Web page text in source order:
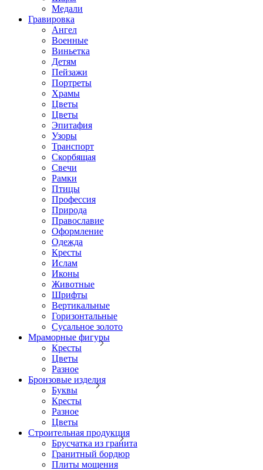
Медали
Гравировка
Ангел
Военные
Виньетка
Детям
Пейзажи
Портреты
Храмы
Цветы
Цветы
Эпитафия
Узоры
Транспорт
Скорбящая
Свечи
Рамки
Птицы
Профессия
Природа
Православие
Оформление
Одежда
Кресты
Ислам
Иконы
Животные
Шрифты
Вертикальные
Горизонтальные
Сусальное золото
Мраморные фигуры
Кресты
Цветы
Разное
Бронзовые изделия
Буквы
Кресты
Разное
Цветы
Строительная продукция
Брусчатка из гранита
Гранитный бордюр
Плиты мощения